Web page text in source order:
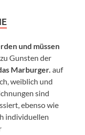
und müssen
Gunsten der
Marburger. auf
weiblich und
sind
ebenso wie
individuellen